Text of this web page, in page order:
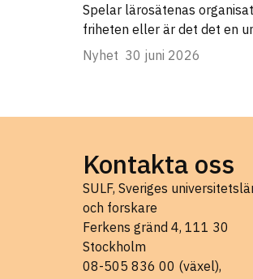
Spelar lärosätenas
friheten eller är det det en
Nyhet 30 juni 2026
Kontakta oss
SULF, Sveriges
och forskare
Ferkens gränd 4, 111 30
Stockholm
08-505 836 00 (växel),